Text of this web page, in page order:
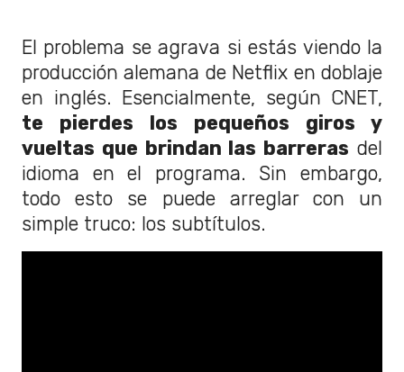
El problema se agrava si estás viendo la
producción alemana de Netflix en doblaje
en inglés. Esencialmente, según CNET,
te pierdes los pequeños giros y
vueltas que brindan las barreras del
idioma en el programa. Sin embargo,
todo esto se puede arreglar con un
simple truco: los subtítulos.